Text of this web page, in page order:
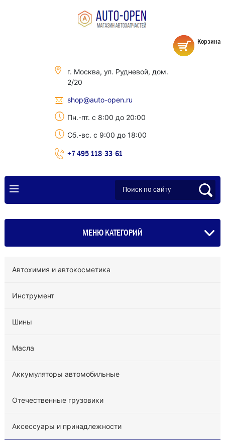
г. Москва, ул. Рудневой, дом.
2/20
shop@auto-open.ru
Пн.-пт. с 8:00 до 20:00
Сб.-вс. с 9:00 до 18:00
+7 495 118-33-61
Корзина
МЕНЮ КАТЕГОРИЙ
Автохимия и автокосметика
Инструмент
Шины
Масла
Аккумуляторы автомобильные
Отечественные грузовики
Аксессуары и принадлежности